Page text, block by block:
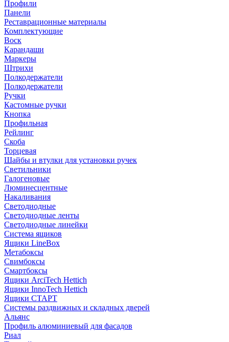
Профили
Панели
Реставрационные материалы
Комплектующие
Воск
Карандаши
Маркеры
Штрихи
Полкодержатели
Полкодержатели
Ручки
Кастомные ручки
Кнопка
Профильная
Рейлинг
Скоба
Торцевая
Шайбы и втулки для установки ручек
Светильники
Галогеновые
Люминесцентные
Накаливания
Светодиодные
Светодиодные ленты
Светодиодные линейки
Система ящиков
Ящики LineBox
Метабоксы
Свимбоксы
Смартбоксы
Ящики ArciTech Hettich
Ящики InnoTech Hettich
Ящики СТАРТ
Системы раздвижных и складных дверей
Альянс
Профиль алюминиевый для фасадов
Риал